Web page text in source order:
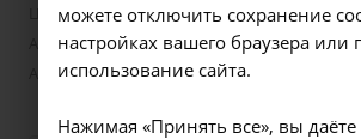
Цены в Иркутске — Лабораторные
Анализы мочи —
Анализ мочи по Нечипоренко - B03.016.014 в
можете отключить сохранение
настройках вашего браузера или
использование сайта.
Нажимая «Принять все», вы даёте